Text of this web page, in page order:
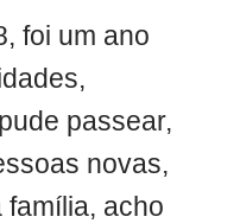
foi um ano
passear,
novas,
família, acho